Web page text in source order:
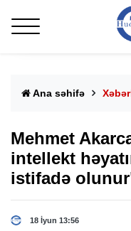
Ana səhifə
Mehmet
intellekt
istifadə
18 İyun 13:56